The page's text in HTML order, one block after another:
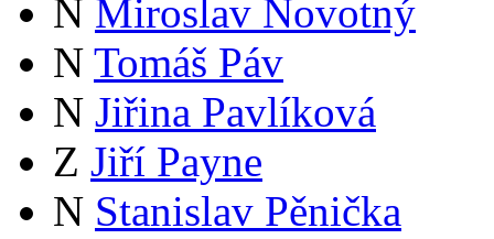
N Miroslav Novotný
N Tomáš Páv
N Jiřina Pavlíková
Z Jiří Payne
N Stanislav Pěnička